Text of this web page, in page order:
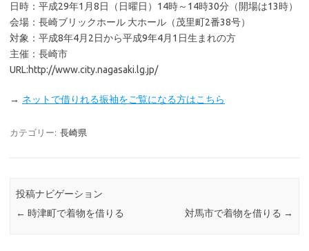
日時：平成29年1月8日（日曜日）14時～14時30分（開場は13時）
会場：長崎ブリックホール 大ホール（茂里町2番38号）
対象：平成8年4月2日から平成9年4月1日生まれの方
主催：長崎市
URL:http://www.city.nagasaki.lg.jp/
→ ネットで借りれる振袖をご覧になる方はこちら
カテゴリー: 長崎県
投稿ナビゲーション
← 時津町で着物を借りる 対馬市で着物を借りる →